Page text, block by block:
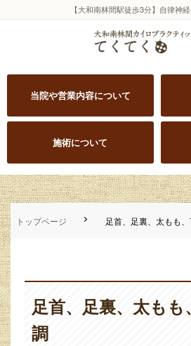
【大和南林間駅徒歩3分】自律神
当院や営業内容について
施術について
トップページ 足首、足裏、太もも
足首、足裏、太も
調